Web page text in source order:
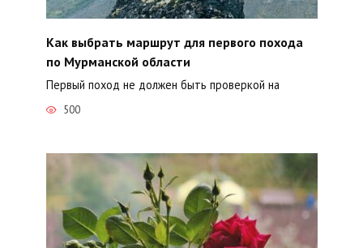
Как выбрать маршрут для первого похода
по Мурманской области
Первый поход не должен быть проверкой на
500